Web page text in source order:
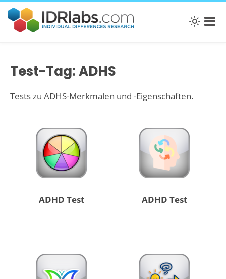
Test-Tag: ADHS
Tests zu ADHS-Merkmalen und -Eigenschaften.
ADHD Test ADHD Test